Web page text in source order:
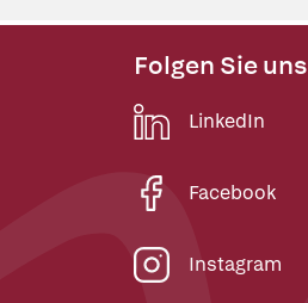
Folgen Sie uns
LinkedIn
Facebook
Instagram